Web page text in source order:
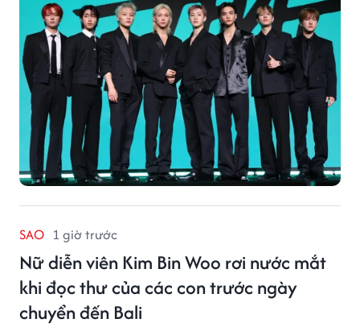
SAO 1 giờ trước
Nữ diễn viên Kim Bin Woo rơi nước mắt
khi đọc thư của các con trước ngày
chuyển đến Bali